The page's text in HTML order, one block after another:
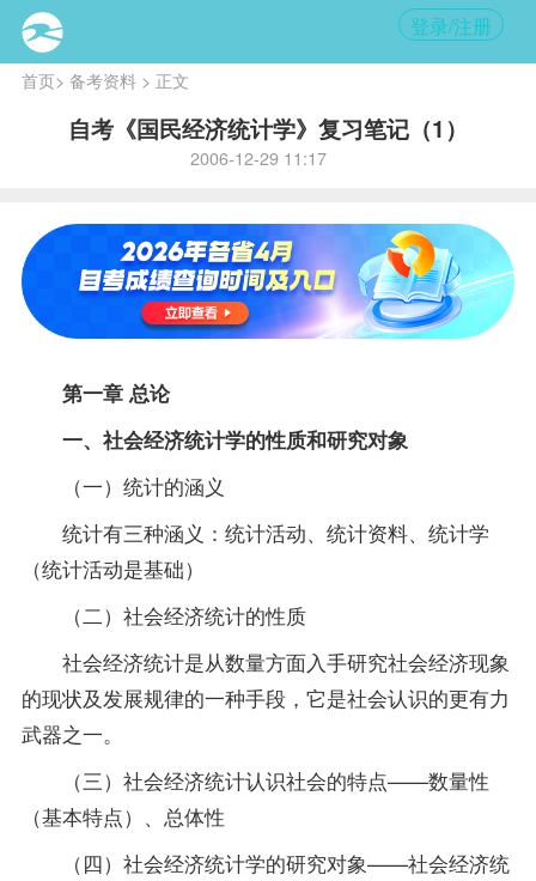
登录/注册
首页> 备考资料> 正文
自考《国民经济统计学》复习笔记（1）
2006-12-29 11:17
第一章 总论
一、社会经济统计学的性质和研究对象
（一）统计的涵义
统计有三种涵义：统计活动、统计资料、统计学
（统计活动是基础）
（二）社会经济统计的性质
社会经济统计是从数量方面入手研究社会经济现象
的现状及发展规律的一种手段，它是社会认识的更有力
武器之一。
（三）社会经济统计认识社会的特点——数量性
（基本特点）、总体性
（四）社会经济统计学的研究对象——社会经济统